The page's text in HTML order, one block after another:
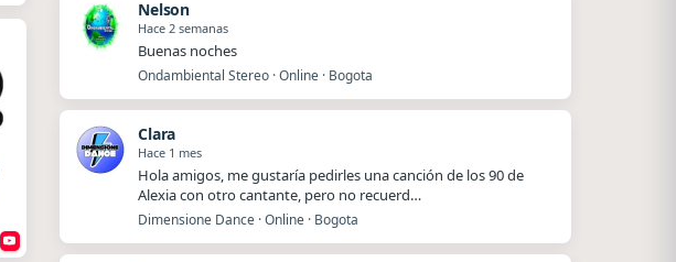
Nelson
Hace 2 semanas
Buenas noches
Ondambiental Stereo · Online · Bogota
Clara
Hace 1 mes
Hola amigos, me gustaría pedirles una canción de los 90 de
Alexia con otro cantante, pero no recuerd…
Dimensione Dance · Online · Bogota